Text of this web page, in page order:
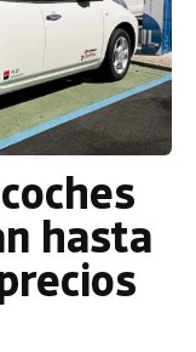
hasta